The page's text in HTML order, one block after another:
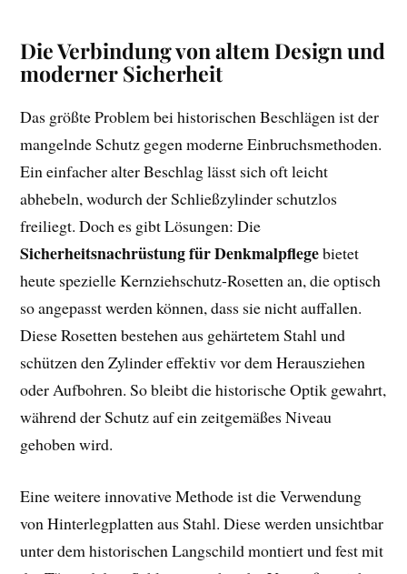
Die Verbindung von altem Design und
moderner Sicherheit
Das größte Problem bei historischen Beschlägen ist der
mangelnde Schutz gegen moderne Einbruchsmethoden.
Ein einfacher alter Beschlag lässt sich oft leicht
abhebeln, wodurch der Schließzylinder schutzlos
freiliegt. Doch es gibt Lösungen: Die
Sicherheitsnachrüstung für Denkmalpflegebietet
heute spezielle Kernziehschutz-Rosetten an, die optisch
so angepasst werden können, dass sie nicht auffallen.
Diese Rosetten bestehen aus gehärtetem Stahl und
schützen den Zylinder effektiv vor dem Herausziehen
oder Aufbohren. So bleibt die historische Optik gewahrt,
während der Schutz auf ein zeitgemäßes Niveau
gehoben wird.
Eine weitere innovative Methode ist die Verwendung
von Hinterlegplatten aus Stahl. Diese werden unsichtbar
unter dem historischen Langschild montiert und fest mit